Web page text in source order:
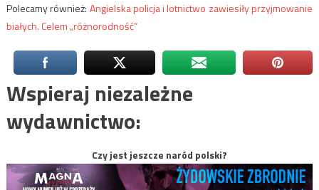
Polecamy również: Angielska policja i lotnictwo zawiesiły przyjmowanie
białych. Celem „różnorodność”
Wspieraj niezależne
wydawnictwo:
Czy jest jeszcze naród polski?